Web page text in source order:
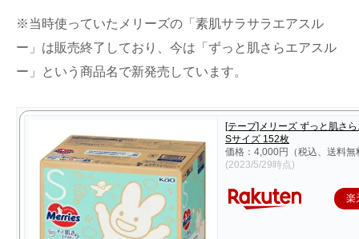
※当時使っていたメリーズの「素肌サラサラエアスル
ー」は販売終了しており、今は「ずっと肌さらエアスル
ー」という商品名で新発売しています。
[テープ]メリーズ ずっと肌さ
Sサイズ 152枚
価格：4,000円（税込、送料無
(2023/5/29時点)
楽